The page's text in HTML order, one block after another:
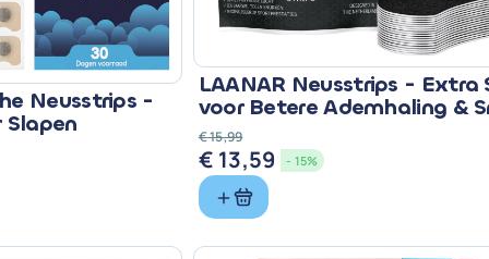
Neusstrips -
LAANAR Neusstrips - Extra
voor Betere Ademhaling &
€15,99
Oorspronkelijke
prijs
was:
€ 15,99.
€ 13,59 Huidige
€ 13,59.
- 15%